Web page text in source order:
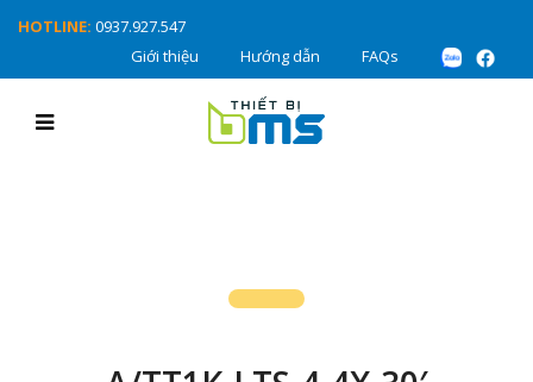
HOTLINE: 0937.927.547
Giới thiệu
Hướng dẫn FAQs